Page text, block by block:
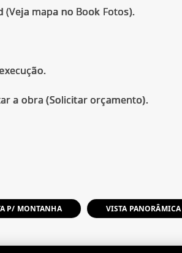
mapa no Book Fotos).
a obra (Solicitar orçamento).
P/ MONTANHA VISTA PANORÂMICA